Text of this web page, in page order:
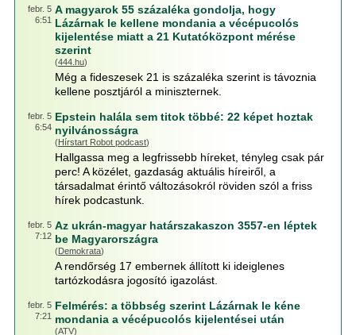
febr. 5
6:51
A magyarok 55 százaléka gondolja, hogy
Lázárnak le kellene mondania a vécépucolós
kijelentése miatt a 21 Kutatóközpont mérése
szerint
(444.hu)
Még a fideszesek 21 is százaléka szerint is távoznia
kellene posztjáról a miniszternek.
febr. 5
6:54
Epstein halála sem titok többé: 22 képet hoztak
nyilvánosságra
(Hírstart Robot podcast)
Hallgassa meg a legfrissebb híreket, tényleg csak pár
perc! A közélet, gazdaság aktuális híreiről, a
társadalmat érintő változásokról röviden szól a friss
hírek podcastunk.
febr. 5
7:12
Az ukrán-magyar határszakaszon 3557-en léptek
be Magyarországra
(Demokrata)
A rendőrség 17 embernek állított ki ideiglenes
tartózkodásra jogosító igazolást.
febr. 5
7:21
Felmérés: a többség szerint Lázárnak le kéne
mondania a vécépucolós kijelentései után
(ATV)